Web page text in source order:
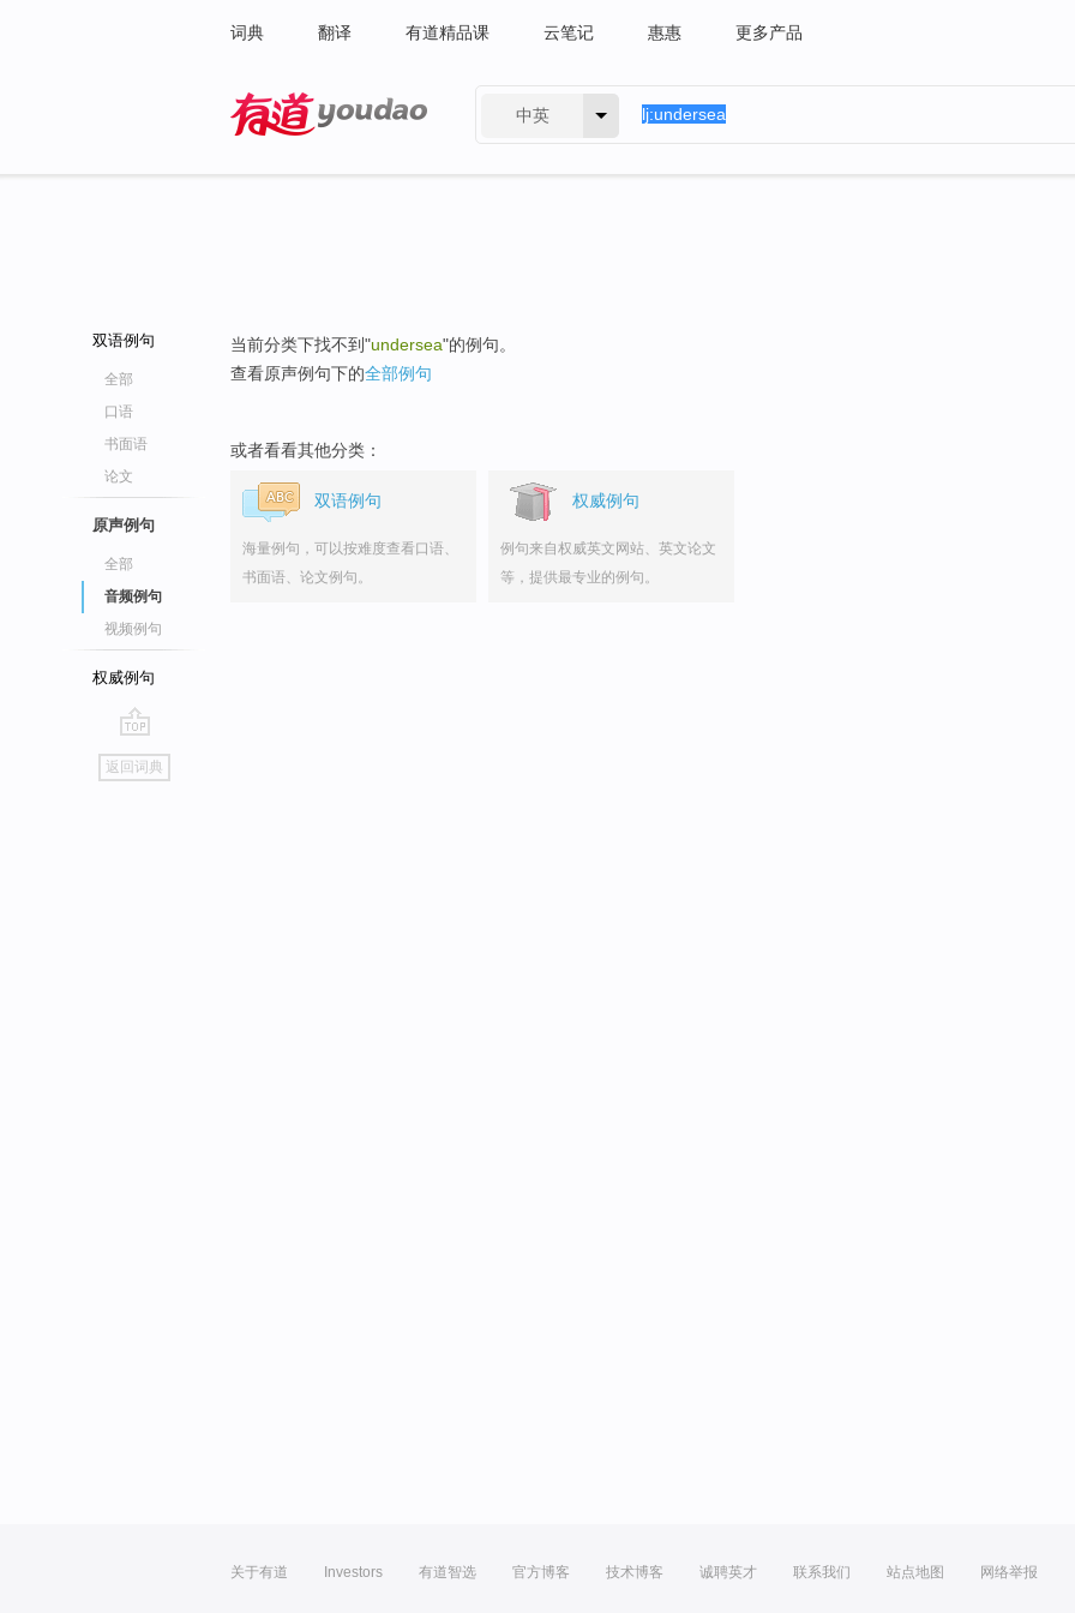
词典 翻译 有道精品课 云笔记 惠惠 更多产品
中英
双语例句
全部
口语
书面语
论文
原声例句
全部
音频例句
视频例句
权威例句
go
top
返回词典
当前分类下找不到"undersea"的例句。
查看原声例句下的全部例句
或者看看其他分类：
双语例句
海量例句，可以按难度查看口语、
书面语、论文例句。
权威例句
例句来自权威英文网站、英文论文
等，提供最专业的例句。
关于有道 Investors 有道智选 官方博客 技术博客 诚聘英才 联系我们 站点地图 网络举报